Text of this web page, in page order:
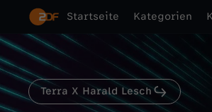
Startseite Kategorien
Terra X Harald Lesch